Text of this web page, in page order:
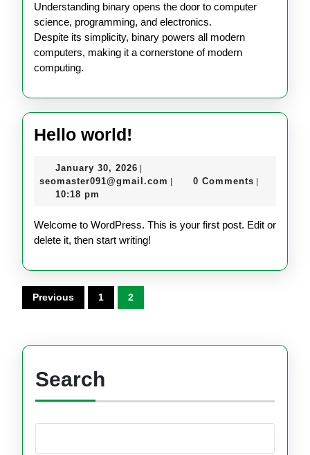
Understanding binary opens the door to computer
science, programming, and electronics.
Despite its simplicity, binary powers all modern
computers, making it a cornerstone of modern
computing.
Hello world!
January 30, 2026 January
30,
seomaster091@gmail.com seomaster091@gmail.com
0 Comments
10:18 pm
Welcome to WordPress. This is your first post. Edit or
delete it, then start writing!
Posts
pagination
Previous 1 2
Search